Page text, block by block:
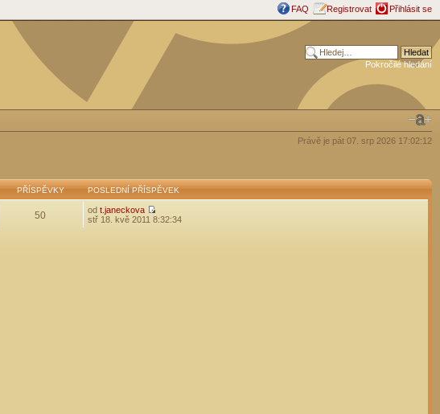
FAQ Registrovat Přihlásit se
Pokročilé hledání
Právě je pát 07. srp 2026 17:02:12
PŘÍSPĚVKY POSLEDNÍ PŘÍSPĚVEK
50 od t.janeckova
stř 18. kvě 2011 8:32:34